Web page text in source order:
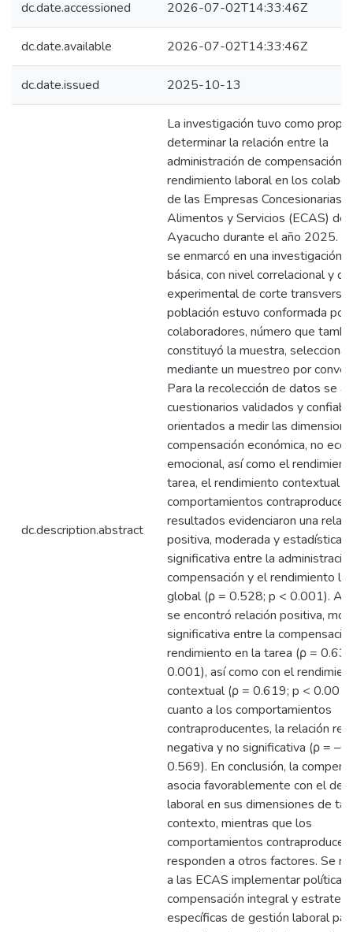
dc.date.accessioned 2026-07-02T14:33:46Z
dc.date.available 2026-07-02T14:33:46Z
dc.date.issued 2025-10-13
dc.description.abstract
La investigación tuvo como
determinar la relación entre la
administración de compensación
rendimiento laboral en los
de las Empresas Concesionarias
Alimentos y Servicios (ECAS) de
Ayacucho durante el año 2025.
se enmarcó en una investigación
básica, con nivel correlacional y
experimental de corte
población estuvo conformada
colaboradores, número que
constituyó la muestra,
mediante un muestreo por
Para la recolección de datos se
cuestionarios validados y
orientados a medir las
compensación económica, no
emocional, así como el
tarea, el rendimiento contextual y
comportamientos
resultados evidenciaron una
positiva, moderada y
significativa entre la
compensación y el rendimiento
global (ρ = 0.528; p < 0.001).
se encontró relación positiva,
significativa entre la
rendimiento en la tarea (ρ =
0.001), así como con el
contextual (ρ = 0.619; p <
cuanto a los comportamientos
contraproducentes, la relación
negativa y no significativa (ρ =
0.569). En conclusión, la
asocia favorablemente con el
laboral en sus dimensiones de
contexto, mientras que los
comportamientos
responden a otros factores. Se
a las ECAS implementar políticas
compensación integral y
específicas de gestión laboral